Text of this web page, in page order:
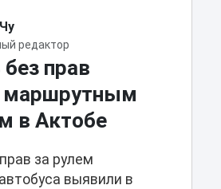
редактор
прав
маршрутным
в Актобе
за рулем
выявили в